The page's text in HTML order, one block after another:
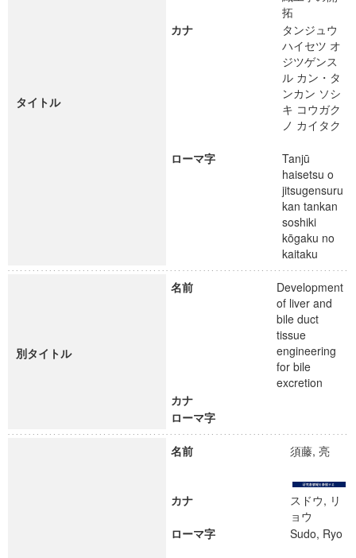
タイトル
拓
カナ
タンジュウ
ハイセツ オ
ジツゲンス
ル カン・タ
ンカン ソシ
キ コウガク
ノ カイタク
ローマ字
Tanjū
haisetsu o
jitsugensuru
kan tankan
soshiki
kōgaku no
kaitaku
別タイトル
名前
Development
of liver and
bile duct
tissue
engineering
for bile
excretion
カナ
ローマ字
名前 須藤, 亮
カナ
スドウ, リ
ョウ
ローマ字
Sudo, Ryo